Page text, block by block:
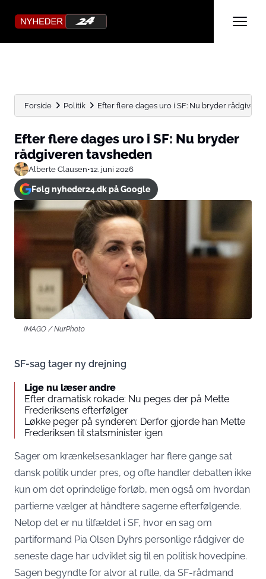
Forside Politik Efter flere dages uro i SF: Nu bryder
Efter flere dages uro i SF: Nu bryder
rådgiveren tavsheden
Alberte Clausen•12. juni 2026
Følg nyheder24.dk på Google
IMAGO / NurPhoto
SF-sag tager ny drejning
Lige nu læser andre
Efter dramatisk rokade: Nu peges der på Mette
Frederiksens efterfølger
Løkke peger på synderen: Derfor gjorde han Mette
Frederiksen til statsminister igen
Sager om krænkelsesanklager har flere gange sat
dansk politik under pres, og ofte handler debatten ikke
kun om det oprindelige forløb, men også om hvordan
partierne vælger at håndtere sagerne efterfølgende.
Netop det er nu tilfældet i SF, hvor en sag om
partiformand Pia Olsen Dyhrs personlige rådgiver de
seneste dage har udviklet sig til en politisk hovedpine.
Sagen begyndte for alvor at rulle, da SF-rådmand